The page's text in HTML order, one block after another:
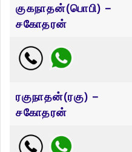
குகநாதன்(பொபி) –
சகோதரன்
ரகுநாதன்(ரகு) –
சகோதரன்